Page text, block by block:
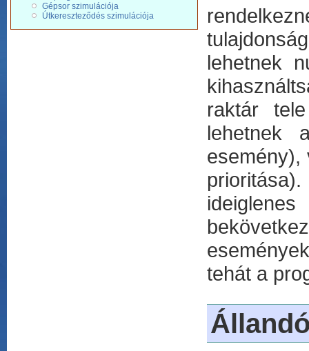
Gépsor szimulációja
Útkereszteződés szimulációja
lehetnek
raktár
lehetnek
esemény),
tehát a